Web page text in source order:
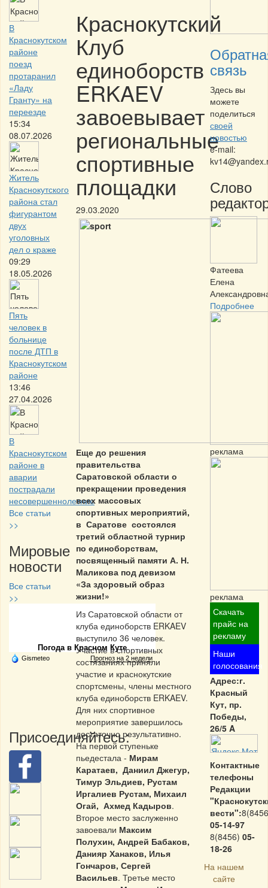
В
Краснокутском
районе
поезд
протаранил
«Ладу
Гранту» на
переезде
15:34
08.07.2026
Житель
Краснокутского
района стал
фигурантом
двух
уголовных
дел о краже
09:29
18.05.2026
Пять
человек в
больнице
после ДТП в
Краснокутском
районе
13:46
27.04.2026
В
Краснокутском
районе в
аварии
пострадали
несовершеннолетние
Все статьи
>>
Мировые
новости
Все статьи
>>
Частная реклама
Погода в Красном Куте
Gismeteo Прогноз на 2 недели
Присоединяйтесь:
Краснокутский
Клуб
единоборств
ERKAEV
завоевывает
региональные
спортивные
площадки
29.03.2020
Еще до решения
правительства
Саратовской области о
прекращении проведения
всех массовых
спортивных мероприятий,
в Саратове состоялся
третий областной турнир
по единоборствам,
посвященный памяти А. Н.
Маликова под девизом
«За здоровый образ
жизни!»
Из Саратовской области от
клуба единоборств ERKAEV
выступило 36 человек.
Участие в спортивных
состязаниях приняли
участие и краснокутские
спортсмены, члены местного
клуба единоборств ERKAEV.
Для них спортивное
мероприятие завершилось
достаточно результативно.
На первой ступеньке
пьедестала - Мирам
Каратаев, Даниил Джегур,
Тимур Эльдиев, Рустам
Иргалиев Рустам, Михаил
Огай, Ахмед Кадыров.
Второе место заслуженно
завоевали Максим
Полухин, Андрей Бабаков,
Данияр Ханаков, Илья
Гончаров, Сергей
Васильев. Третье место
связь
Здесь вы
можете
поделиться
своей
новостью
e-mail:
Слово
Фатеева
Елена
Подробнее
реклама
реклама
Скачать
прайс на
рекламу
Наши
голосования
Адрес:г.
Красный
Кут, пр.
Победы,
26/5 A
Контактные
телефоны
Редакции
вести":
05-14-97
8(8456) 05-
18-26
На нашем
сайте